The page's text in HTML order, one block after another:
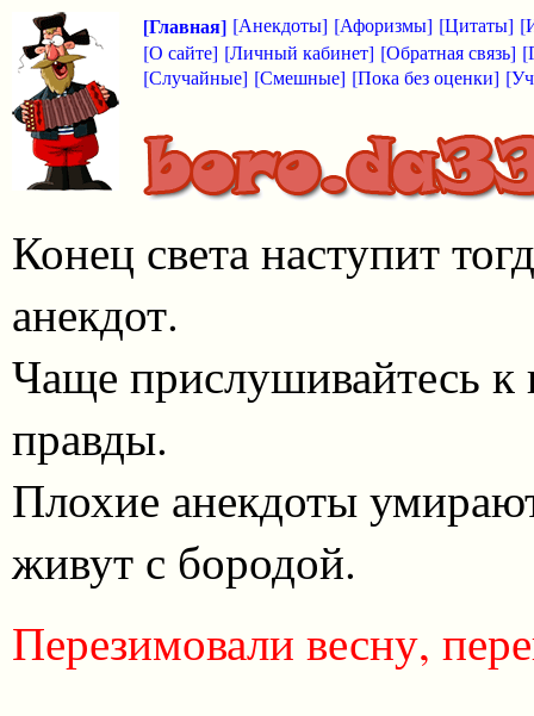
[Главная] [Анекдоты] [Афоризмы] [Цитаты]
[О сайте] [Личный кабинет] [Обратная связь]
[Случайные] [Смешные] [Пока без оценки]
Конец света наступит
анекдот.
Чаще прислушивайтесь
правды.
Плохие анекдоты
живут с бородой.
Перезимовали весну,